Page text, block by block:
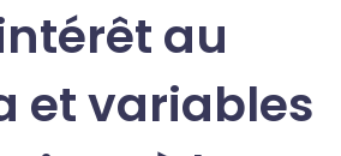
au
et variables